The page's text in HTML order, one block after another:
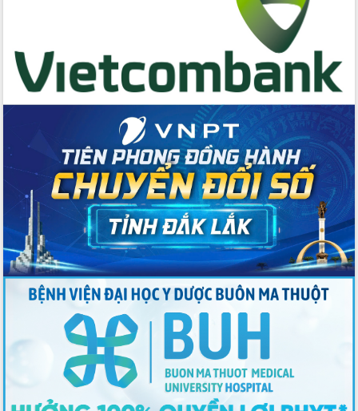
Thứ trưởng Bộ Y tế làm việc với tỉnh
Đắk Lắk về phát triển nhân lực y tế
cho trạm y tế cấp xã
Du lịch Đắk Lắk nâng tầm trải nghiệm
du khách thông qua Hệ thống cơ sở dữ
liệu và Bản đồ số
Tập huấn ứng dụng trí tuệ nhân tạo (AI)
trong thương mại điện tử năm 2026
Đoàn đại biểu Quốc hội tỉnh Đắk Lắk
trao đổi thông tin trước Kỳ họp thứ
nhất, Quốc hội khóa XVI
Quyết liệt cải cách hành chính, khơi
thông nguồn lực phát triển
Nâng cao hiệu lực, hiệu quả HĐND
tỉnh thông qua hiện đại hóa hành chính
Xã Ea Phê gắn cải cách hành chính với
chuyển đổi số
Phó Chủ tịch Thường trực UBND tỉnh
Hồ Thị Nguyên Thảo làm việc tại Trung